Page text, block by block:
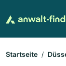
Startseite